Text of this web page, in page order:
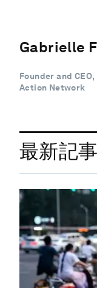
Gabrielle
Founder and
Action Network
最新記事